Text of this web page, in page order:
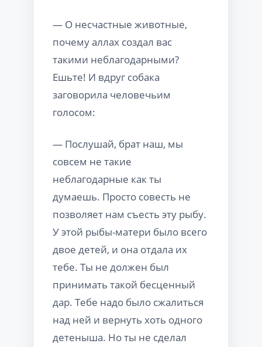
— О несчастные животные,
почему аллах создал вас
такими неблагодарными?
Ешьте! И вдруг собака
заговорила человечьим
голосом:
— Послушай, брат наш, мы
совсем не такие
неблагодарные как ты
думаешь. Просто совесть не
позволяет нам съесть эту рыбу.
У этой рыбы-матери было всего
двое детей, и она отдала их
тебе. Ты не должен был
принимать такой бесценный
дар. Тебе надо было сжалиться
над ней и вернуть хоть одного
детеныша. Но ты не сделал